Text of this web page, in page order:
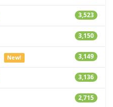
3,523
3,150
3,149
New!
3,136
2,715